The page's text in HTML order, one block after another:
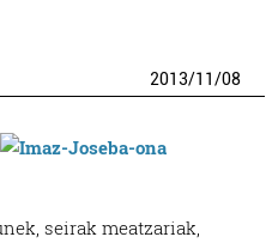
2013/11/08
seirak meatzariak,